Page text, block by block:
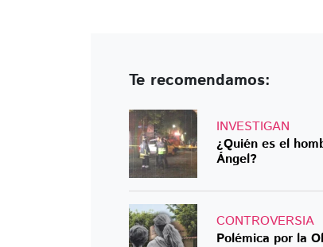
Te recomendamos:
INVESTIGAN
¿Quién es el
Ángel?
CONTROVERSIA
Polémica por la